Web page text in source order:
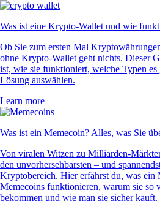
Was ist eine Krypto-Wallet und wie
Ob Sie zum ersten Mal
ohne Krypto-Wallet geht nichts. Dieser
ist, wie sie funktioniert, welche Typen es
Lösung auswählen.
Learn more
Was ist ein Memecoin? Alles, was Sie
Von viralen Witzen zu Milliarden-
den unvorhersehbarsten – und
Kryptobereich. Hier erfährst du, was ein
Memecoins funktionieren, warum sie so
bekommen und wie man sie sicher kauft.